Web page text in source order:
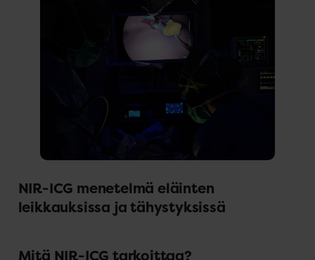
NIR-ICG menetelmä eläinten
leikkauksissa ja tähystyksissä
Mitä NIR-ICG tarkoittaa?